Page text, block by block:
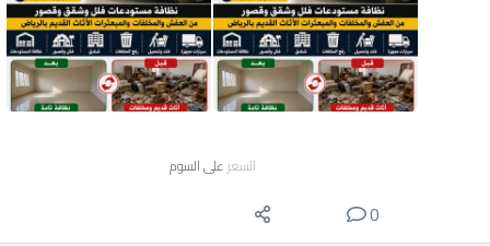
السعر على السوم
0